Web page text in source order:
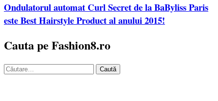
Ondulatorul automat Curl Secret de la BaByliss Paris
este Best Hairstyle Product al anului 2015!
Cauta pe Fashion8.ro
Caută